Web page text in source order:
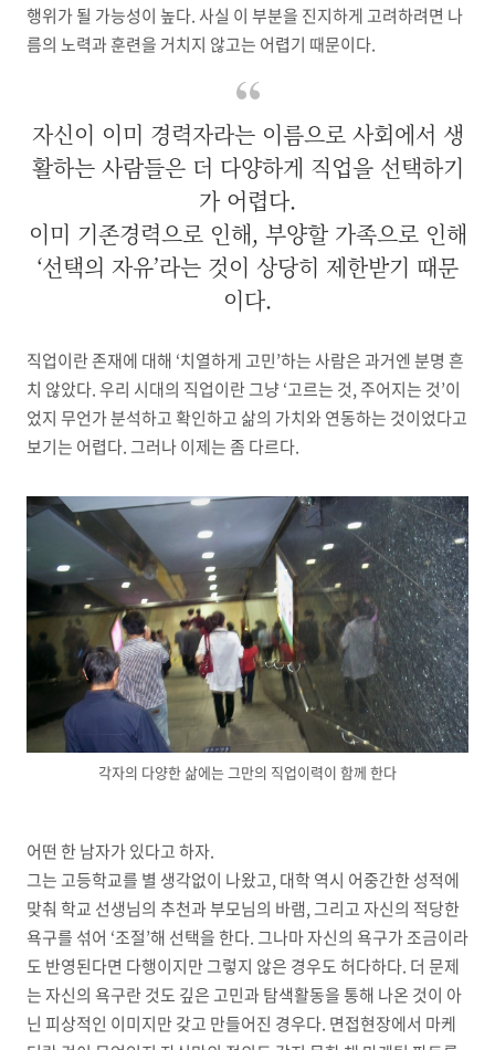
행위가 될 가능성이 높다.사실 이 부분을 진지하게 고려하려면 나
름의 노력과 훈련을 거치지 않고는 어렵기 때문이다.
자신이 이미 경력자라는 이름으로 사회에서 생
활하는 사람들은 더 다양하게 직업을 선택하기
가 어렵다.
이미 기존경력으로 인해, 부양할 가족으로 인해
‘선택의 자유’라는 것이 상당히 제한받기 때문
이다.
직업이란 존재에 대해 ‘치열하게 고민’하는 사람은 과거엔 분명 흔
치 않았다.우리 시대의 직업이란 그냥‘고르는 것, 주어지는 것’이
었지 무언가 분석하고 확인하고 삶의 가치와 연동하는 것이었다고
보기는 어렵다. 그러나 이제는 좀 다르다.
각자의 다양한 삶에는 그만의 직업이력이 함께 한다
어떤 한 남자가 있다고 하자.
그는 고등학교를 별 생각없이 나왔고, 대학 역시 어중간한 성적에
맞춰 학교 선생님의 추천과 부모님의 바램, 그리고 자신의 적당한
욕구를 섞어 ‘조절’해 선택을 한다. 그나마 자신의 욕구가 조금이라
도 반영된다면 다행이지만 그렇지 않은 경우도 허다하다. 더 문제
는 자신의 욕구란 것도 깊은 고민과 탐색활동을 통해 나온 것이 아
닌 피상적인 이미지만 갖고 만들어진 경우다. 면접현장에서 마케